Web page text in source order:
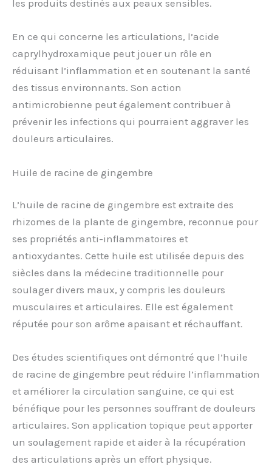
les produits destinés aux peaux sensibles.
En ce qui concerne les articulations, l’acide
caprylhydroxamique peut jouer un rôle en
réduisant l’inflammation et en soutenant la santé
des tissus environnants. Son action
antimicrobienne peut également contribuer à
prévenir les infections qui pourraient aggraver les
douleurs articulaires.
Huile de racine de gingembre
L’huile de racine de gingembre est extraite des
rhizomes de la plante de gingembre, reconnue pour
ses propriétés anti-inflammatoires et
antioxydantes. Cette huile est utilisée depuis des
siècles dans la médecine traditionnelle pour
soulager divers maux, y compris les douleurs
musculaires et articulaires. Elle est également
réputée pour son arôme apaisant et réchauffant.
Des études scientifiques ont démontré que l’huile
de racine de gingembre peut réduire l’inflammation
et améliorer la circulation sanguine, ce qui est
bénéfique pour les personnes souffrant de douleurs
articulaires. Son application topique peut apporter
un soulagement rapide et aider à la récupération
des articulations après un effort physique.